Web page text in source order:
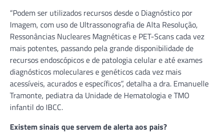
“Podem ser utilizados recursos desde o Diagnóstico por
Imagem, com uso de Ultrassonografia de Alta Resolução,
Ressonâncias Nucleares Magnéticas e PET-Scans cada vez
mais potentes, passando pela grande disponibilidade de
recursos endoscópicos e de patologia celular e até exames
diagnósticos moleculares e genéticos cada vez mais
acessíveis, acurados e específicos”, detalha a dra. Emanuelle
Tramonte, pediatra da Unidade de Hematologia e TMO
infantil do IBCC.
Existem sinais que servem de alerta aos pais?